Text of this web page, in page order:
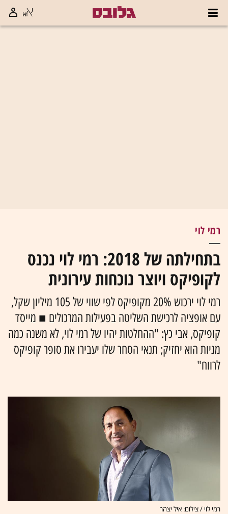
רמי לוי
בתחילתה של 2018: רמי לוי נכנס
לקופיקס ויוצר נוכחות עירונית
רמי לוי ירכוש 20% מקופיקס לפי שווי של 105 מיליון שקל,
עם אופציה לרכישת השליטה בפעילות המרכולים ■ מייסד
קופיקס, אבי כץ: "ההחלטות יהיו של רמי לוי, לא משנה כמה
מניות הוא יחזיק; תנאי הסחר שלו יעבירו את סופר קופיקס
לרווח"
רמי לוי / צילום: איל יצהר